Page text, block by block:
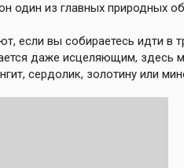
один из главных природных
если вы собираетесь идти в
даже исцеляющим, здесь
сердолик, золотину или